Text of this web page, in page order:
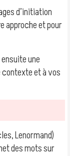
d’initiation
approche et pour
une
et à vos
Lenormand)
des mots sur